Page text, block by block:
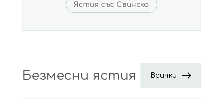
Ястия със Свинско
Безмесни ястия Всички